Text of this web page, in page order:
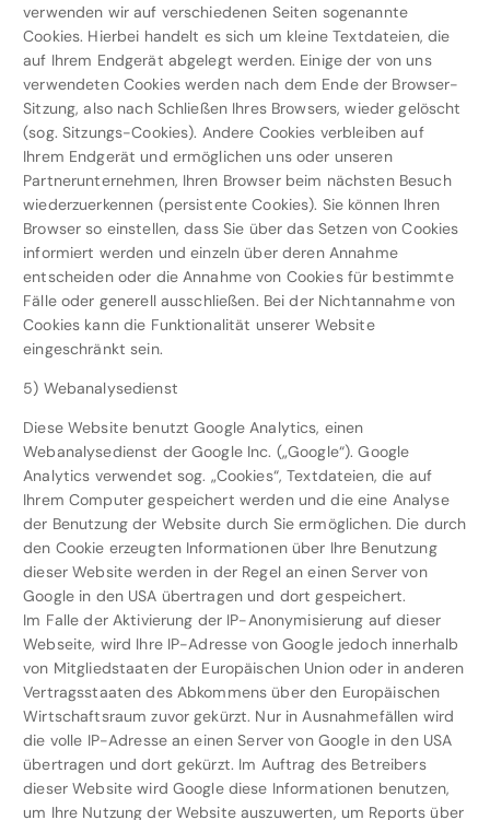
verwenden wir auf verschiedenen Seiten sogenannte
Cookies. Hierbei handelt es sich um kleine Textdateien, die
auf Ihrem Endgerät abgelegt werden. Einige der von uns
verwendeten Cookies werden nach dem Ende der Browser-
Sitzung, also nach Schließen Ihres Browsers, wieder gelöscht
(sog. Sitzungs-Cookies). Andere Cookies verbleiben auf
Ihrem Endgerät und ermöglichen uns oder unseren
Partnerunternehmen, Ihren Browser beim nächsten Besuch
wiederzuerkennen (persistente Cookies). Sie können Ihren
Browser so einstellen, dass Sie über das Setzen von Cookies
informiert werden und einzeln über deren Annahme
entscheiden oder die Annahme von Cookies für bestimmte
Fälle oder generell ausschließen. Bei der Nichtannahme von
Cookies kann die Funktionalität unserer Website
eingeschränkt sein.
5) Webanalysedienst
Diese Website benutzt Google Analytics, einen
Webanalysedienst der Google Inc. („Google“). Google
Analytics verwendet sog. „Cookies“, Textdateien, die auf
Ihrem Computer gespeichert werden und die eine Analyse
der Benutzung der Website durch Sie ermöglichen. Die durch
den Cookie erzeugten Informationen über Ihre Benutzung
dieser Website werden in der Regel an einen Server von
Google in den USA übertragen und dort gespeichert.
Im Falle der Aktivierung der IP-Anonymisierung auf dieser
Webseite, wird Ihre IP-Adresse von Google jedoch innerhalb
von Mitgliedstaaten der Europäischen Union oder in anderen
Vertragsstaaten des Abkommens über den Europäischen
Wirtschaftsraum zuvor gekürzt. Nur in Ausnahmefällen wird
die volle IP-Adresse an einen Server von Google in den USA
übertragen und dort gekürzt. Im Auftrag des Betreibers
dieser Website wird Google diese Informationen benutzen,
um Ihre Nutzung der Website auszuwerten, um Reports über